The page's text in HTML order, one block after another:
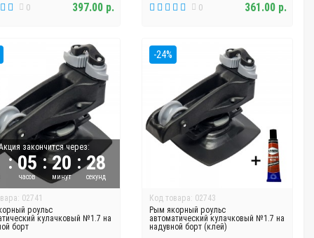
0 397.00 р. 0 361.00 р.
закончится через:
: 05
часов
: 20
минут
: 27
секунд
02741
роульс
кулачковый №1.7 на
борт
-24%
Код товара: 02743
Рым якорный роульс
автоматический кулачковый №1.7 на
надувной борт (клей)